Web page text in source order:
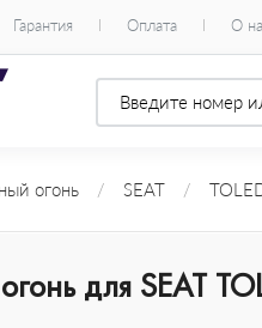
Гарантия Оплата О
огонь / SEAT /
для SEAT